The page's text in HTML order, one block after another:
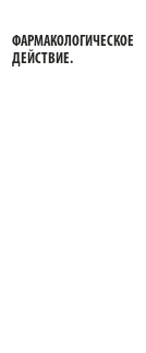
ФАРМАКОЛОГИЧЕСКОЕ
ДЕЙСТВИЕ.